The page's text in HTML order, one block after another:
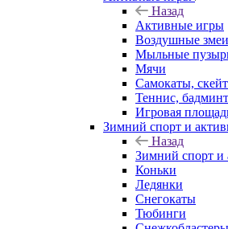
Назад
Активные игры
Воздушные
Мыльные
Мячи
Самокаты,
Теннис,
Игровая
Зимний спорт и
Назад
Зимний спорт и
Коньки
Ледянки
Снегокаты
Тюбинги